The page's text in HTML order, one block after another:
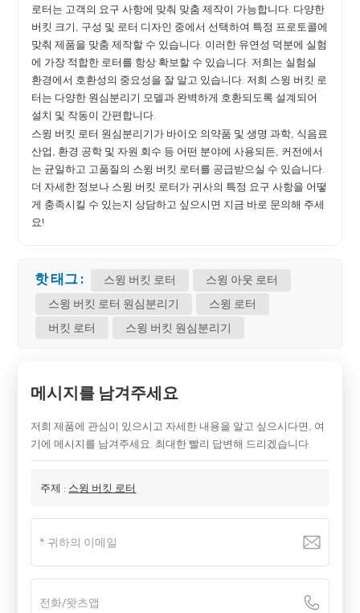
로터는 고객의 요구 사항에 맞춰 맞춤 제작이 가능합니다. 다양한
버킷 크기, 구성 및 로터 디자인 중에서 선택하여 특정 프로토콜에
맞춰 제품을 맞춤 제작할 수 있습니다. 이러한 유연성 덕분에 실험
에 가장 적합한 로터를 항상 확보할 수 있습니다. 저희는 실험실
환경에서 호환성의 중요성을 잘 알고 있습니다. 저희 스윙 버킷 로
터는 다양한 원심분리기 모델과 완벽하게 호환되도록 설계되어
설치 및 작동이 간편합니다.
스윙 버킷 로터 원심분리기가 바이오 의약품 및 생명 과학, 식음료
산업, 환경 공학 및 자원 회수 등 어떤 분야에 사용되든, 커전에서
는 균일하고 고품질의 스윙 버킷 로터를 공급받으실 수 있습니다.
더 자세한 정보나 스윙 버킷 로터가 귀사의 특정 요구 사항을 어떻
게 충족시킬 수 있는지 상담하고 싶으시면 지금 바로 문의해 주세
요!
핫 태그 : 스윙 버킷 로터
스윙 아웃 로터
스윙 버킷 로터 원심분리기
스윙 로터
버킷 로터
스윙 버킷 원심분리기
메시지를 남겨주세요
저희 제품에 관심이 있으시고 자세한 내용을 알고 싶으시다면, 여
기에 메시지를 남겨주세요. 최대한 빨리 답변해 드리겠습니다.
주제 : 스윙 버킷 로터